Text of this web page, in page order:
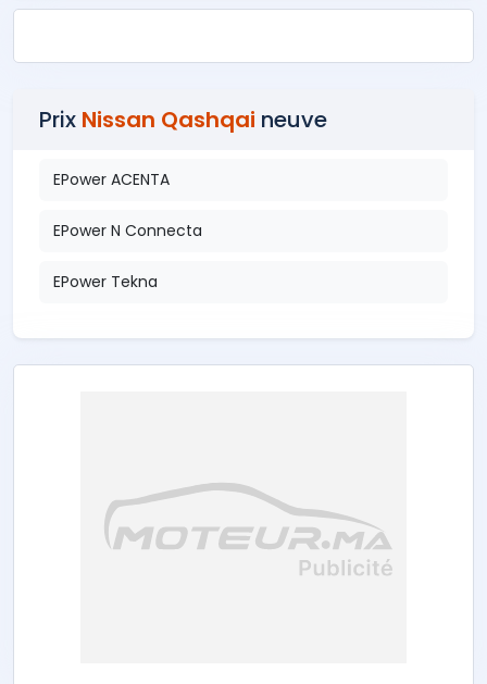
Prix Nissan Qashqai neuve
EPower ACENTA
EPower N Connecta
EPower Tekna